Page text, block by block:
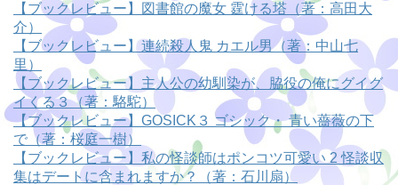
【ブックレビュー】図書館の魔女 霆ける塔（著：高田大
介）
【ブックレビュー】連続殺人鬼 カエル男（著：中山七
里）
【ブックレビュー】主人公の幼馴染が、脇役の俺にグイグ
イくる３（著：駱駝）
【ブックレビュー】GOSICK３ ゴシック・ 青い薔薇の下
で（著：桜庭一樹）
【ブックレビュー】私の怪談師はポンコツ可愛い 2 怪談収
集はデートに含まれますか？（著：石川扇）